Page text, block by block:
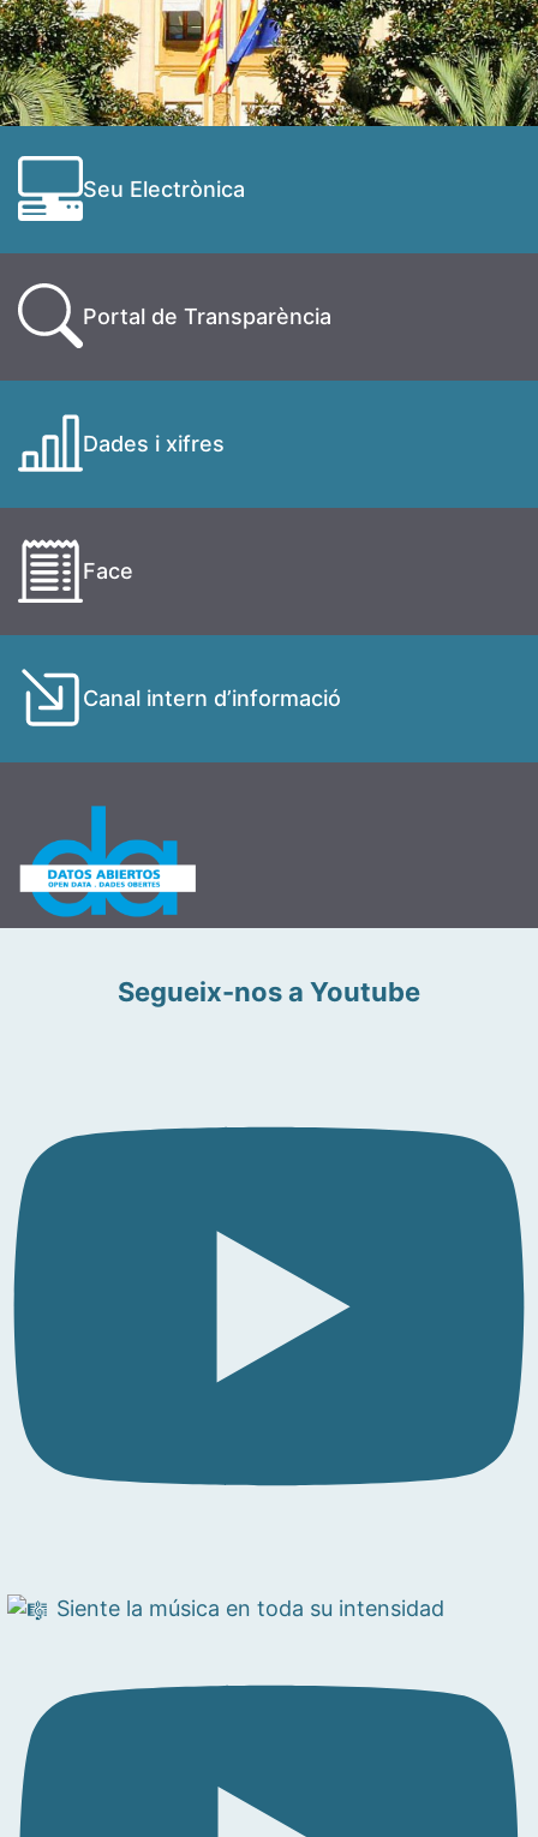
Seu Electrònica
Portal de Transparència
Dades i xifres
Face
Canal intern d’informació
Segueix-nos a Youtube
Siente la música en toda su intensidad